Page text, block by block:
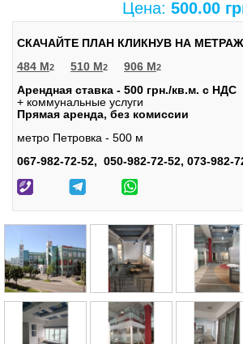
Цена: 500.00
СКАЧАЙТЕ ПЛАН КЛИКНУВ НА МЕТРАЖ
484 М2 510 М2 906 М2
Арендная ставка - 500 грн./кв.м. с НДС
+ коммунальные услуги
Прямая аренда, без комиссии
метро Петровка - 500 м
067-982-72-52, 050-982-72-52, 073-982-